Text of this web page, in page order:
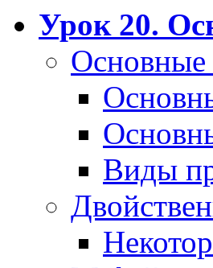
Урок 20.
Основные
Виды